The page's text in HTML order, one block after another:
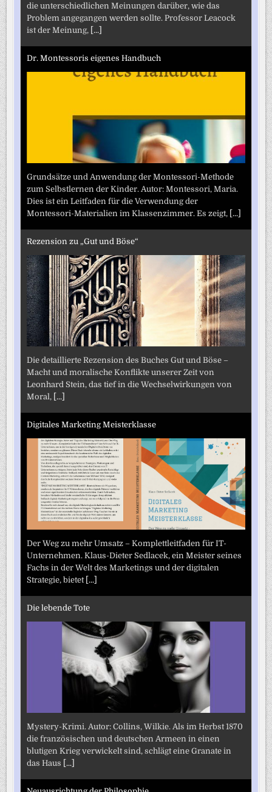
die unterschiedlichen Meinungen darüber, wie das
Problem angegangen werden sollte. Professor Leacock
ist der Meinung,
[...]
Dr. Montessoris eigenes Handbuch
Grundsätze und Anwendung der Montessori-Methode
zum Selbstlernen der Kinder. Autor: Montessori, Maria.
Dies ist ein Leitfaden für die Verwendung der
Montessori-Materialien im Klassenzimmer. Es zeigt,
[...]
Rezension zu „Gut und Böse“
Die detaillierte Rezension des Buches Gut und Böse –
Macht und moralische Konflikte unserer Zeit von
Leonhard Stein, das tief in die Wechselwirkungen von
Moral,
[...]
Digitales Marketing Meisterklasse
Der Weg zu mehr Umsatz – Komplettleitfaden für IT-
Unternehmen. Klaus-Dieter Sedlacek, ein Meister seines
Fachs in der Welt des Marketings und der digitalen
Strategie, bietet [...]
Die lebende Tote
Mystery-Krimi. Autor: Collins, Wilkie. Als im Herbst 1870
die französischen und deutschen Armeen in einen
blutigen Krieg verwickelt sind, schlägt eine Granate in
das Haus
[...]